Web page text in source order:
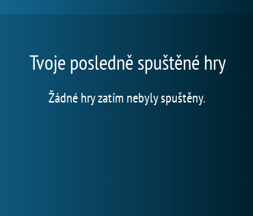
Tvoje posledně spuštěné hry
Žádné hry zatím nebyly spuštěny.